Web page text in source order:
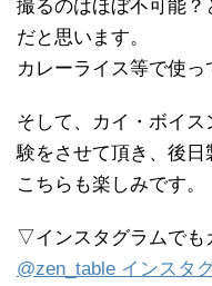
撮るのはほぼ不可能
だと思います。
カレーライス等で使っ
そして、カイ・ボイ
験をさせて頂き、後日
こちらも楽しみです。
▽インスタグラムでも
@zen_table インスタ